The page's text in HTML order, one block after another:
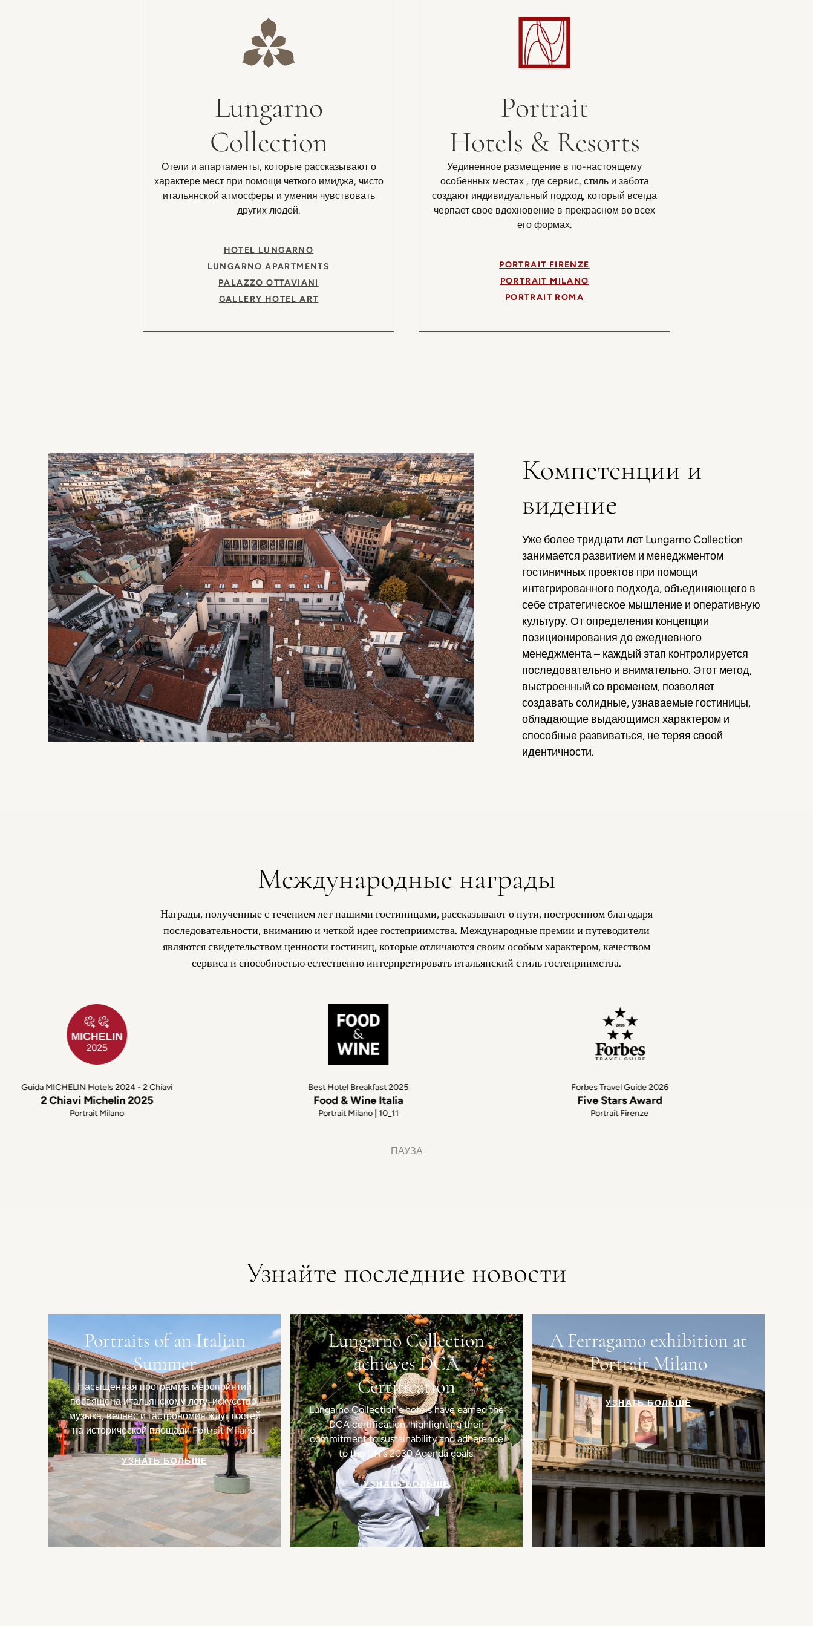
Lungarno
Collection
Отели и апартаменты, которые рассказывают о
характере мест при помощи четкого имиджа, чисто
итальянской атмосферы и умения чувствовать
других людей.
HOTEL LUNGARNO
LUNGARNO APARTMENTS
PALAZZO OTTAVIANI
GALLERY HOTEL ART
Portrait
Hotels & Resorts
Уединенное размещение в по-настоящему
особенных местах , где сервис, стиль и забота
создают индивидуальный подход, который всегда
черпает свое вдохновение в прекрасном во всех
его формах.
PORTRAIT FIRENZE
PORTRAIT MILANO
PORTRAIT ROMA
Компетенции и
видение
Уже более тридцати лет Lungarno Collection
занимается развитием и менеджментом
гостиничных проектов при помощи
интегрированного подхода, объединяющего в
себе стратегическое мышление и оперативную
культуру. От определения концепции
позиционирования до ежедневного
менеджмента – каждый этап контролируется
последовательно и внимательно. Этот метод,
выстроенный со временем, позволяет
создавать солидные, узнаваемые гостиницы,
обладающие выдающимся характером и
способные развиваться, не теряя своей
идентичности.
Международные награды
Награды, полученные с течением лет нашими гостиницами, рассказывают о пути, построенном благодаря
последовательности, вниманию и четкой идее гостеприимства. Международные премии и путеводители
являются свидетельством ценности гостиниц, которые отличаются своим особым характером, качеством
сервиса и способностью естественно интерпретировать итальянский стиль гостеприимства.
Guida MICHELIN Hotels 2024 - 2 Chiavi
2 Chiavi Michelin 2025
Portrait Milano
Best Hotel Breakfast 2025
Food & Wine Italia
Portrait Milano | 10_11
Forbes Travel Guide 2026
Five Stars Award
Portrait Firenze
ПАУЗА
Узнайте последние новости
Portraits of an Italian
Summer
Насыщенная программа мероприятий
посвящена итальянскому лету: искусство,
музыка, велнес и гастрономия ждут гостей
на исторической площади Portrait Milano.
УЗНАТЬ БОЛЬШЕ
Lungarno Collection
achieves DCA
Certification
Lungarno Collection's hotels have earned the
DCA certification, highlighting their
commitment to sustainability and adherence
to the UN's 2030 Agenda goals.
УЗНАТЬ БОЛЬШЕ
A Ferragamo exhibition at
Portrait Milano
УЗНАТЬ БОЛЬШЕ